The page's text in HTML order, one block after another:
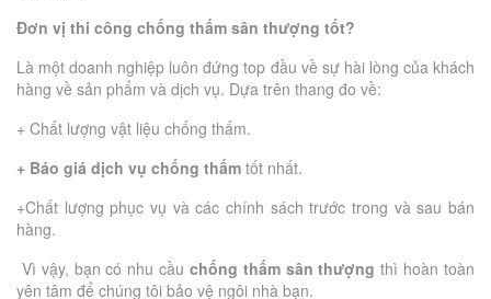
Đơn vị thi công chống thấm sân thượng tốt?
Là một doanh nghiệp luôn đứng top đầu về sự hài lòng của khách
hàng về sản phẩm và dịch vụ. Dựa trên thang đo về:
+ Chất lượng vật liệu chống thấm.
+ Báo giá dịch vụ chống thấm tốt nhất.
+Chất lượng phục vụ và các chính sách trước trong và sau bán
hàng.
Vì vậy, bạn có nhu cầu chống thấm sân thượng thì hoàn toàn
yên tâm để chúng tôi bảo vệ ngôi nhà bạn.